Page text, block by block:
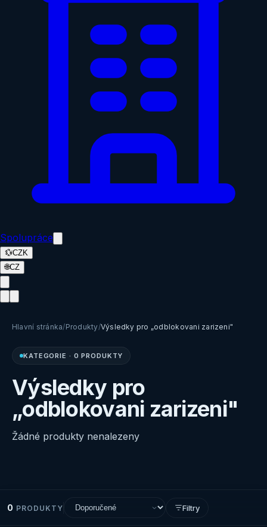
Spolupráce
💱CZK
🌐CZ
Hlavní stránka/Produkty/Výsledky pro „odblokovani zarizeni"
KATEGORIE · 0 PRODUKTY
Výsledky pro
„odblokovani zarizeni"
Žádné produkty nenalezeny
0 PRODUKTY Filtry